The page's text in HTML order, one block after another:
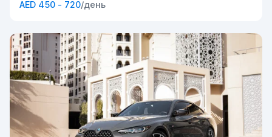
AED 450 - 720/день